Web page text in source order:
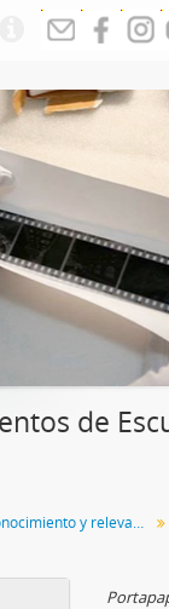
de
Serie Actas de reconocimiento y relevamiento documental sobre Centros Clandestinos de Detención